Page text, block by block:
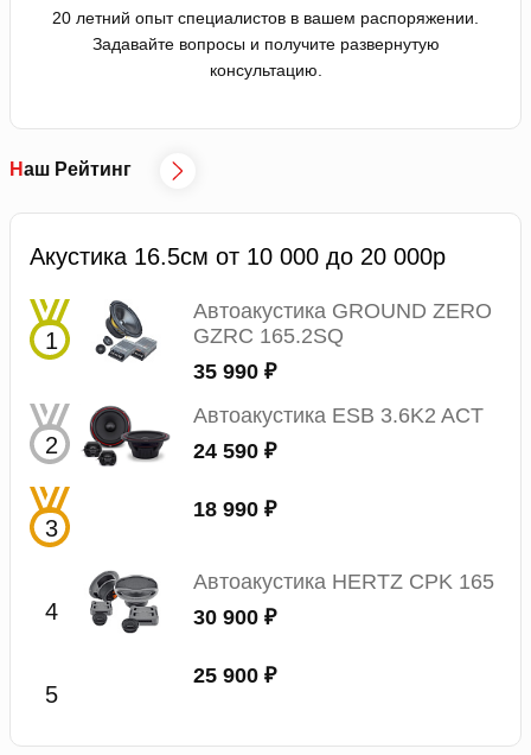
20 летний опыт специалистов в вашем распоряжении.
Задавайте вопросы и получите развернутую
консультацию.
Наш Рейтинг
Акустика 16.5см от 10 000 до 20 000р
Автоакустика GROUND ZERO
GZRC 165.2SQ
35 990 ₽
Автоакустика ESB 3.6K2 ACT
24 590 ₽
18 990 ₽
Автоакустика HERTZ CPK 165
30 900 ₽
25 900 ₽